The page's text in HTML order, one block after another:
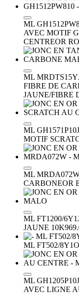
ML
AVEC MOTIF
CENTREOR
ML MRDTS15Y
FIBRE DE
JAUNE/FIBRE
ML GH1571P10
MOTIF
ML
CARBONEOR
ML FT1200/6Y1
JAUNE 10K
ML FT502/8Y1
ML GH1205P10
AVEC LIGNE